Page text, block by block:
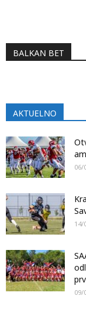
BALKAN BET
AKTUELNO
06/
14/
09/